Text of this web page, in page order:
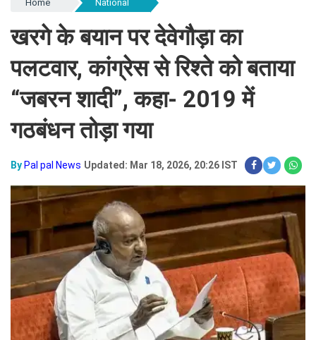
Home National
खरगे के बयान पर देवेगौड़ा का
पलटवार, कांग्रेस से रिश्ते को बताया
“जबरन शादी”, कहा- 2019 में
गठबंधन तोड़ा गया
By Pal pal News Updated: Mar 18, 2026, 20:26 IST